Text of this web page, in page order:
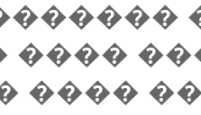
����
����